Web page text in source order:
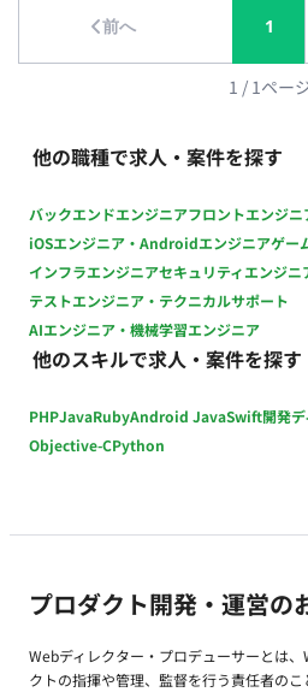
前へ 1
1 / 1ペー
他の職種で求人・案件を探す
バックエンドエンジニアフロントエンジニ
iOSエンジニア・Androidエンジニアゲー
インフラエンジニアセキュリティエンジニ
テストエンジニア・テクニカルサポート
AIエンジニア・機械学習エンジニア
他のスキルで求人・案件を探す
PHPJavaRubyAndroid JavaSwift開発
Objective-CPython
プロダクト開発・運営の
Webディレクター・プロデューサーとは
クトの指揮や管理、監督を行う責任者の